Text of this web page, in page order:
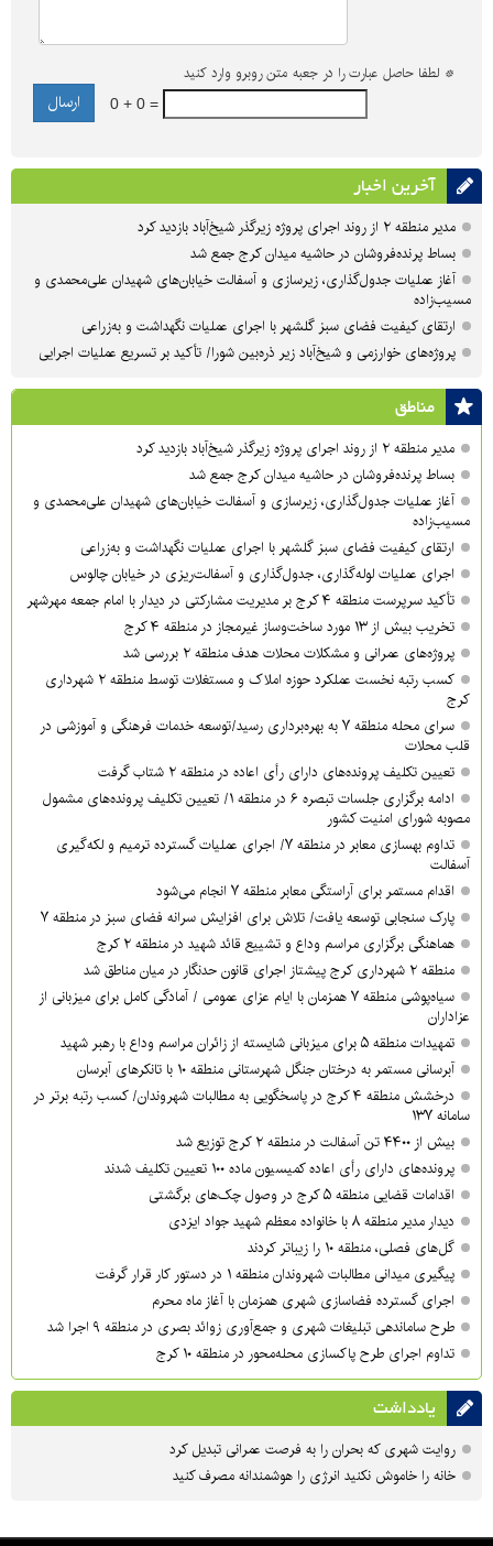
* لطفا حاصل عبارت را در جعبه متن روبرو وارد کنید
0 + 0 =
آخرین اخبار
مدیر منطقه ۲ از روند اجرای پروژه زیرگذر شیخ‌آباد بازدید کرد
بساط پرنده‌فروشان در حاشیه میدان کرج جمع شد
آغاز عملیات جدول‌گذاری، زیرسازی و آسفالت خیابان‌های شهیدان علی‌محمدی و
مسیب‌زاده
ارتقای کیفیت فضای سبز گلشهر با اجرای عملیات نگهداشت و به‌زراعی
پروژه‌های خوارزمی و شیخ‌آباد زیر ذره‌بین شورا/ تأکید بر تسریع عملیات اجرایی
مناطق
مدیر منطقه ۲ از روند اجرای پروژه زیرگذر شیخ‌آباد بازدید کرد
بساط پرنده‌فروشان در حاشیه میدان کرج جمع شد
آغاز عملیات جدول‌گذاری، زیرسازی و آسفالت خیابان‌های شهیدان علی‌محمدی و
مسیب‌زاده
ارتقای کیفیت فضای سبز گلشهر با اجرای عملیات نگهداشت و به‌زراعی
اجرای عملیات لوله‌گذاری، جدول‌گذاری و آسفالت‌ریزی در خیابان چالوس
تأکید سرپرست منطقه ۴ کرج بر مدیریت مشارکتی در دیدار با امام جمعه مهرشهر
تخریب بیش از ۱۳ مورد ساخت‌وساز غیرمجاز در منطقه ۴ کرج
پروژه‌های عمرانی و مشکلات محلات هدف منطقه ۲ بررسی شد
کسب رتبه نخست عملکرد حوزه املاک و مستغلات توسط منطقه ۲ شهرداری
کرج
سرای محله منطقه ۷ به بهره‌برداری رسید/توسعه خدمات فرهنگی و آموزشی در
قلب محلات
تعیین تکلیف پرونده‌های دارای رأی اعاده در منطقه ۲ شتاب گرفت
ادامه برگزاری جلسات تبصره ۶ در منطقه ۱/ تعیین تکلیف پرونده‌های مشمول
مصوبه شورای امنیت کشور
تداوم بهسازی معابر در منطقه ۷/ اجرای عملیات گسترده ترمیم و لکه‌گیری
آسفالت
اقدام مستمر برای آراستگی معابر منطقه ۷ انجام می‌شود
پارک سنجابی توسعه یافت/ تلاش برای افزایش سرانه فضای سبز در منطقه ۷
هماهنگی برگزاری مراسم وداع و تشییع قائد شهید در منطقه ۲ کرج
منطقه ۲ شهرداری کرج پیشتاز اجرای قانون حدنگار در میان مناطق شد
سیاه‌پوشی منطقه ۷ همزمان با ایام عزای عمومی / آمادگی کامل برای میزبانی از
عزاداران
تمهیدات منطقه ۵ برای میزبانی شایسته از زائران مراسم وداع با رهبر شهید
آبرسانی مستمر به درختان جنگل شهرستانی منطقه ۱۰ با تانکرهای آبرسان
درخشش منطقه ۴ کرج در پاسخگویی به مطالبات شهروندان/ کسب رتبه برتر در
سامانه ۱۳۷
بیش از ۴۴۰۰ تن آسفالت در منطقه ۲ کرج توزیع شد
پرونده‌های دارای رأی اعاده کمیسیون ماده ۱۰۰ تعیین تکلیف شدند
اقدامات قضایی منطقه ۵ کرج در وصول چک‌های برگشتی
دیدار مدیر منطقه ۸ با خانواده معظم شهید جواد ایزدی
گل‌های فصلی، منطقه ۱۰ را زیباتر کردند
پیگیری میدانی مطالبات شهروندان منطقه ۱ در دستور کار قرار گرفت
اجرای گسترده فضاسازی شهری همزمان با آغاز ماه محرم
طرح ساماندهی تبلیغات شهری و جمع‌آوری زوائد بصری در منطقه ۹ اجرا شد
تداوم اجرای طرح پاکسازی محله‌محور در منطقه ۱۰ کرج
یادداشت
روایت شهری که بحران را به فرصت عمرانی تبدیل کرد
خانه را خاموش نکنید انرژی را هوشمندانه مصرف کنید